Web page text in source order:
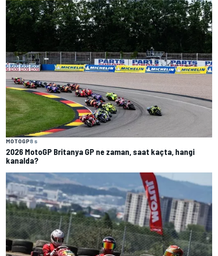
MOTOGP8 s
2026 MotoGP Britanya GP ne zaman, saat kaçta, hangi
kanalda?